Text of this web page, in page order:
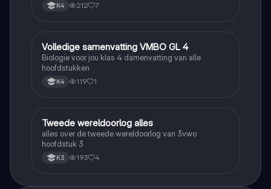
K4 212 7
Biologie
Volledige samenvatting VMBO GL 4
Biologie voor jou klas 4 damenvatting van alle
hoofdstukken
K4 119 1
Geschiedenis
Tweede wereldoorlog alles
alles over de tweede wereldoorlog van 3vwo
hoofdstuk 3
K3 193 4